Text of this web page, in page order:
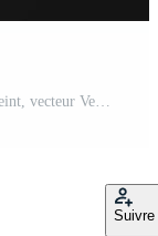
Interrupteur noir réaliste avec rétroéclairage éteint, vecteur Vecteur Pro
Suivre